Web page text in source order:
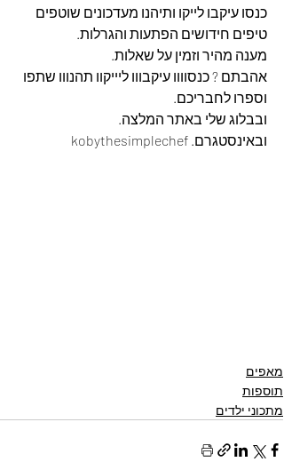
כנסו עיקבו לייקו ותיהנו מעדכונים שוטפים
טיפים חידושים הפתעות והגרלות.
מענה מהיר וזמין על שאלות.
אהבתם ? כנסוווו עיקבווו ליייקוו תהנווו שתפו
וספרו לחבריכם.
ובבלוג שלי באתר המלצה.
ובאינסטגרם. kobythesimplechef
מאפים
תוספות
מתכוני ילדים